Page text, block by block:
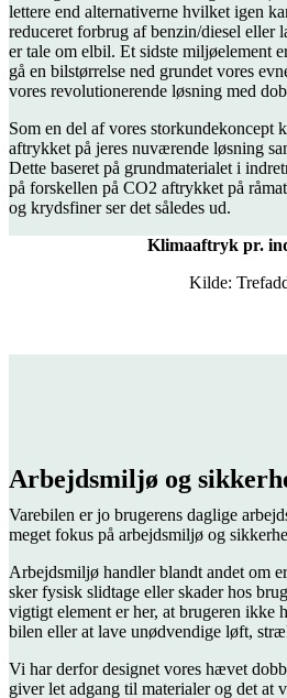
lettere end alternativerne hvilket igen
reduceret forbrug af benzin/diesel
er tale om elbil. Et sidste miljøelement
gå en bilstørrelse ned grundet vores
vores revolutionerende løsning med
Som en del af vores storkundekoncept
aftrykket på jeres nuværende løsning
Dette baseret på grundmaterialet i
på forskellen på CO2 aftrykket på
og krydsfiner ser det således ud.
Klimaaftryk pr.
Kilde:
Arbejdsmiljø og
Varebilen er jo brugerens daglige
meget fokus på arbejdsmiljø og
Arbejdsmiljø handler blandt andet om
sker fysisk slidtage eller skader hos
vigtigt element er her, at brugeren ikke
bilen eller at lave unødvendige løft,
Vi har derfor designet vores hævet
giver let adgang til materialer og det at